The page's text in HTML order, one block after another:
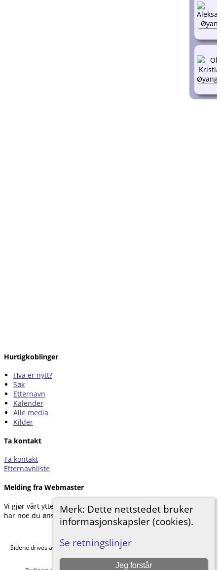
Merk: Dette nettstedet bruker
informasjonskapsler (cookies).
Se retningslinjer
Jeg forstår
Hurtigkoblinger
Hva er nytt?
Søk
Etternavn
Kalender
Alle media
Kilder
Ta kontakt
Ta kontakt
Etternavnliste
Melding fra Webmaster
Vi gjør vårt ytterste for å dokumentere forskningen vår. Hvis du
har noe du ønsker å legge til, kan du kontakte oss.
Sidene drives av The Next Generation of Genealogy Sitebuilding